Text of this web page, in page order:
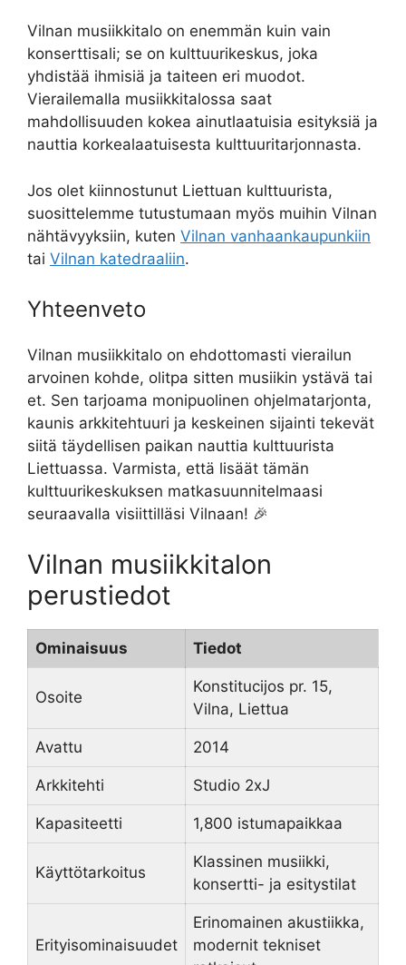
Vilnan musiikkitalo on enemmän kuin vain
konserttisali; se on kulttuurikeskus, joka
yhdistää ihmisiä ja taiteen eri muodot.
Vierailemalla musiikkitalossa saat
mahdollisuuden kokea ainutlaatuisia esityksiä ja
nauttia korkealaatuisesta kulttuuritarjonnasta.
Jos olet kiinnostunut Liettuan kulttuurista,
suosittelemme tutustumaan myös muihin Vilnan
nähtävyyksiin, kuten Vilnan vanhaankaupunkiin
tai Vilnan katedraaliin.
Yhteenveto
Vilnan musiikkitalo on ehdottomasti vierailun
arvoinen kohde, olitpa sitten musiikin ystävä tai
et. Sen tarjoama monipuolinen ohjelmatarjonta,
kaunis arkkitehtuuri ja keskeinen sijainti tekevät
siitä täydellisen paikan nauttia kulttuurista
Liettuassa. Varmista, että lisäät tämän
kulttuurikeskuksen matkasuunnitelmaasi
seuraavalla visiittilläsi Vilnaan! 🎉
Vilnan musiikkitalon
perustiedot
Ominaisuus Tiedot
Osoite
Konstitucijos pr. 15,
Vilna, Liettua
Avattu 2014
Arkkitehti Studio 2xJ
Kapasiteetti 1,800 istumapaikkaa
Käyttötarkoitus
Klassinen musiikki,
konsertti- ja esitystilat
Erityisominaisuudet
Erinomainen akustiikka,
modernit tekniset